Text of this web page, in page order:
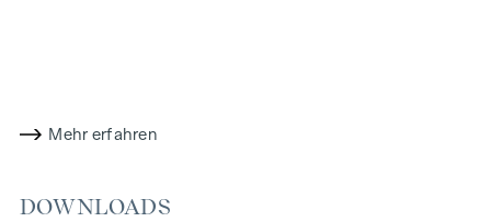
garantieren eine nachhaltige und effiziente
Mehr erfahren
DOWNLOADS